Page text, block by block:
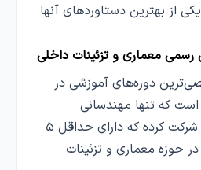
از بهترین دستاوردهای آنها
معماری و تزئینات داخلی
دوره‌های آموزشی در
که تنها مهندسانی
می‌توانند در این آزمون شرکت کرده که دارای حداقل ۵
حوزه معماری و تزئینات